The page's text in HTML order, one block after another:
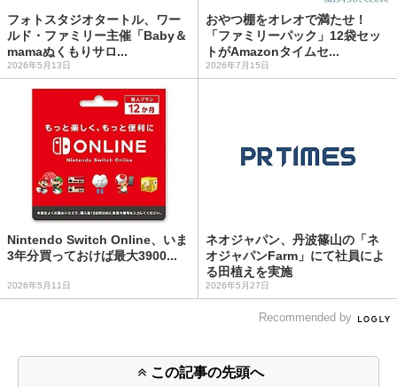
フォトスタジオタートル、ワー
ルド・ファミリー主催「Baby＆
mamaぬくもりサロ...
2026年5月13日
おやつ棚をオレオで満たせ！
「ファミリーパック」12袋セッ
トがAmazonタイムセ...
2026年7月15日
Nintendo Switch Online、いま
3年分買っておけば最大3900...
2026年5月11日
ネオジャパン、丹波篠山の「ネ
オジャパンFarm」にて社員によ
る田植えを実施
2026年5月27日
Recommended by
この記事の先頭へ